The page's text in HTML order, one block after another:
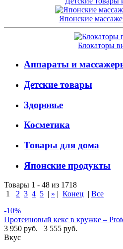
Японские
Блокаторы
Аппараты и
Детские товары
Здоровье
Косметика
Товары для дома
Японские продукты
Товары 1 - 48 из 1718
1
2 3 4 5 | » | Конец | Все
-10%
Протеиновый кекс в кружке –
3 950 руб.
3 555 руб.
Вкус